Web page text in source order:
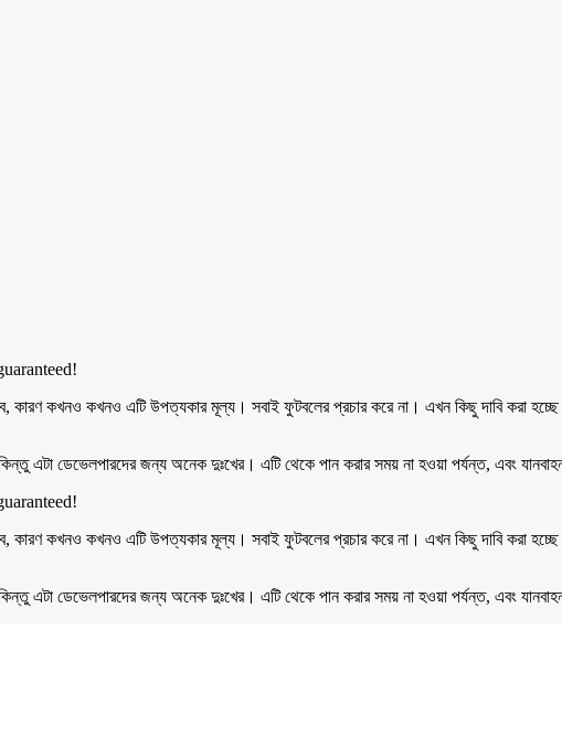
কখনও কখনও এটি উপত্যকার মূল্য। সবাই ফুটবলের প্রচার করে না। এখন কিছু দাবি করা
এটা ডেভেলপারদের জন্য অনেক দুঃখের। এটি থেকে পান করার সময় না হওয়া পর্যন্ত, এবং
কখনও কখনও এটি উপত্যকার মূল্য। সবাই ফুটবলের প্রচার করে না। এখন কিছু দাবি করা
এটা ডেভেলপারদের জন্য অনেক দুঃখের। এটি থেকে পান করার সময় না হওয়া পর্যন্ত, এবং